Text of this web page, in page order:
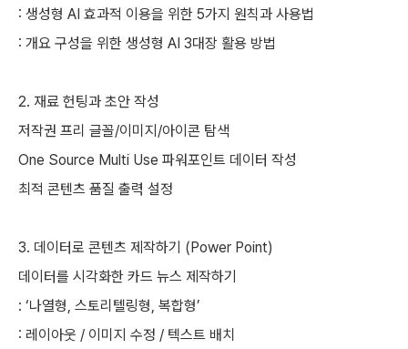
: 생성형 AI 효과적 이용을 위한 5가지 원칙과 사용법
: 개요 구성을 위한 생성형 AI 3대장 활용 방법
2. 재료 헌팅과 초안 작성
저작권 프리 글꼴/이미지/아이콘 탐색
One Source Multi Use 파워포인트 데이터 작성
최적 콘텐츠 품질 출력 설정
3. 데이터로 콘텐츠 제작하기 (Power Point)
데이터를 시각화한 카드 뉴스 제작하기
: ‘나열형, 스토리텔링형, 복합형’
: 레이아웃 / 이미지 수정 / 텍스트 배치